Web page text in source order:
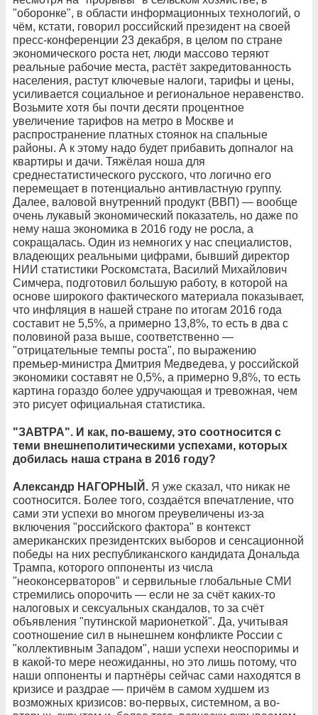
"оборонке", в области информационных технологий, о
чём, кстати, говорил российский президент на своей
пресс-конференции 23 декабря, в целом по стране
экономического роста нет, люди массово теряют
реальные рабочие места, растёт закредитованность
населения, растут ключевые налоги, тарифы и цены,
усиливается социальное и региональное неравенство.
Возьмите хотя бы почти десяти процентное
увеличение тарифов на метро в Москве и
распространение платных стоянок на спальные
районы. А к этому надо будет прибавить допналог на
квартиры и дачи. Тяжёлая ноша для
среднестатистического русского, что логично его
перемещает в потенциально антивластную группу.
Далее, валовой внутренний продукт (ВВП) — вообще
очень лукавый экономический показатель, но даже по
нему наша экономика в 2016 году не росла, а
сокращалась. Один из немногих у нас специалистов,
владеющих реальными цифрами, бывший директор
НИИ статистики Роскомстата, Василий Михайлович
Симчера, подготовил большую работу, в которой на
основе широкого фактического материала показывает,
что инфляция в нашей стране по итогам 2016 года
составит не 5,5%, а примерно 13,8%, то есть в два с
половиной раза выше, соответственно —
"отрицательные темпы роста", по выражению
премьер-министра Дмитрия Медведева, у российской
экономики составят не 0,5%, а примерно 9,8%, то есть
картина гораздо более удручающая и тревожная, чем
это рисует официальная статистика.
"ЗАВТРА". И как, по-вашему, это соотносится с
теми внешнеполитическими успехами, которых
добилась наша страна в 2016 году?
Александр НАГОРНЫЙ. Я уже сказал, что никак не
соотносится. Более того, создаётся впечатление, что
сами эти успехи во многом преувеличены из-за
включения "российского фактора" в контекст
американских президентских выборов и сенсационной
победы на них республиканского кандидата Дональда
Трампа, которого оппоненты из числа
"неоконсерваторов" и сервильные глобальные СМИ
стремились опорочить — если не за счёт каких-то
налоговых и сексуальных скандалов, то за счёт
объявления "путинской марионеткой". Да, учитывая
соотношение сил в нынешнем конфликте России с
"коллективным Западом", наши успехи неоспоримы и
в какой-то мере неожиданны, но это лишь потому, что
наши оппоненты и партнёры сейчас сами находятся в
кризисе и раздрае — причём в самом худшем из
возможных кризисов: во-первых, системном, а во-